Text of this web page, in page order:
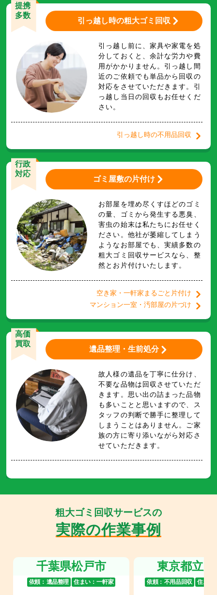
提携
多数
引っ越し時の粗大ゴミ回収
引っ越し前に、家具や家電を処
分しておくと、余計な労力や費
用がかかりません。引っ越し間
近のご依頼でも単品から回収の
対応をさせていただきます。引
っ越し当日の回収もお任せくだ
さい。
引っ越し時の不用品回収
行政
対応
ゴミ屋敷の片付け
お部屋を埋め尽くすほどのゴミ
の量、ゴミから発生する悪臭、
害虫の始末は私たちにお任せく
ださい。他社が萎縮してしまう
ようなお部屋でも、実績多数の
粗大ゴミ回収サービスなら、整
然とお片付けいたします。
空き家・一軒家まるごと片付け
マンション一室・汚部屋の片づけ
高価
買取
遺品整理・生前処分
故人様の遺品を丁寧に仕分け、
不要な品物は回収させていただ
きます。思い出の詰まった品物
も多いことと思いますので、ス
タッフの判断で勝手に整理して
しまうことはありません。ご家
族の方に寄り添いながら対応さ
せていただきます。
粗大ゴミ回収サービスの
実際の作業事例
千葉県松戸市
依頼： 遺品整理 住まい： 一軒家
東京都立
依頼： 不用品回収 住まい